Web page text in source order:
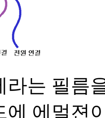
라는 필름
에 에멀젼